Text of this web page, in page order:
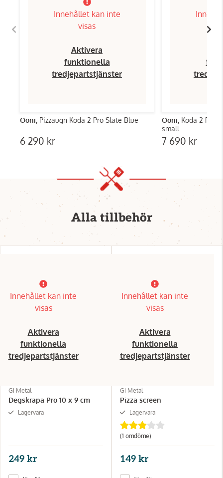
Innehållet kan inte
visas
Aktivera
funktionella
tredjepartstjänster
Ooni, Pizzaugn Koda 2 Pro Slate Blue
6 290 kr
Ooni, Koda 2 Pro
small
7 690 kr
Alla tillbehör
Innehållet kan inte
visas
Aktivera
funktionella
tredjepartstjänster
Gi Metal
Degskrapa Pro 10 x 9 cm
Lagervara
249 kr
Innehållet kan inte
visas
Aktivera
funktionella
tredjepartstjänster
Gi Metal
Pizza screen
Lagervara
(1 omdöme)
149 kr